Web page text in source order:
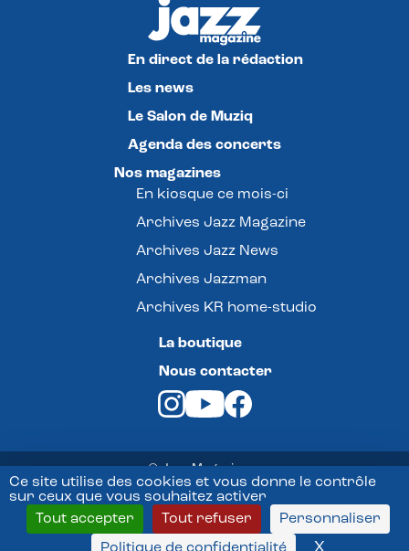
Ce site utilise des cookies et vous donne le contrôle
sur ceux que vous souhaitez activer
Tout accepter
Tout refuser
Personnaliser
En direct de la rédaction
Les news
Le Salon de Muziq
Agenda des concerts
Nos magazines
En kiosque ce mois-ci
Archives Jazz Magazine
Archives Jazz News
Archives Jazzman
Archives KR home-studio
La boutique
Nous contacter
© Jazz Magazine -
Mentions légales
Conditions Générales de vente